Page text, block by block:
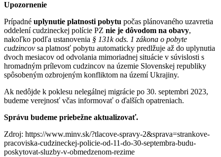
Upozornenie
Prípadné uplynutie platnosti pobytu počas plánovaného uzavretia
oddelení cudzineckej polície PZ nie je dôvodom na obavy,
nakoľko podľa ustanovenia § 131k ods. 1 zákona o pobyte
cudzincov sa platnosť pobytu automaticky predlžuje až do uplynutia
dvoch mesiacov od odvolania mimoriadnej situácie v súvislosti s
hromadným prílevom cudzincov na územie Slovenskej republiky
spôsobeným ozbrojeným konfliktom na území Ukrajiny.
Ak nedôjde k poklesu nelegálnej migrácie po 30. septembri 2023,
budeme verejnosť včas informovať o ďalších opatreniach.
Správu budeme priebežne aktualizovať.
Zdroj: https://www.minv.sk/?tlacove-spravy-2&sprava=strankove-
pracoviska-cudzineckej-policie-od-11-do-30-septembra-budu-
poskytovat-sluzby-v-obmedzenom-rezime